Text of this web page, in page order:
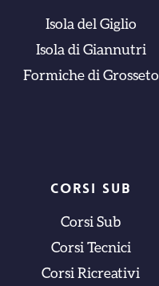
Isola del Giglio
Isola di Giannutri
Formiche di Grosseto
CORSI SUB
Corsi Sub
Corsi Tecnici
Corsi Ricreativi